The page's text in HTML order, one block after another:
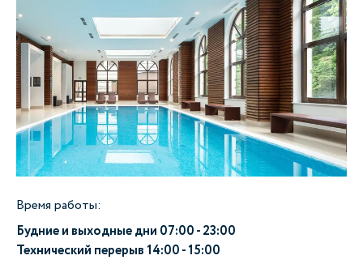
Время работы:
Будние и выходные дни 07:00 - 23:00
Технический перерыв 14:00 - 15:00